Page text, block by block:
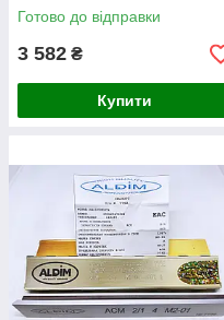
Готово до відправки
3 582 ₴
Купити